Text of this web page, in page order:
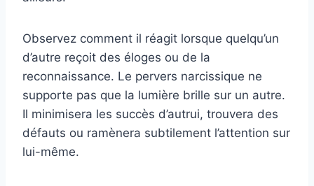
Observez comment il réagit lorsque quelqu’un
d’autre reçoit des éloges ou de la
reconnaissance. Le pervers narcissique ne
supporte pas que la lumière brille sur un autre.
Il minimisera les succès d’autrui, trouvera des
défauts ou ramènera subtilement l’attention sur
lui-même.